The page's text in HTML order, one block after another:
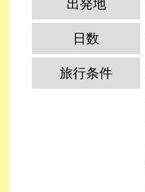
出発地
日数
旅行条件